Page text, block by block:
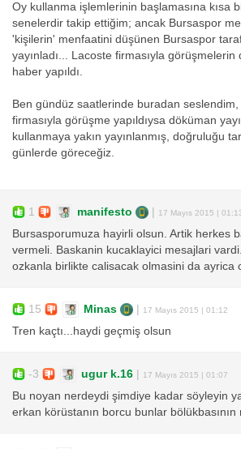
Oy kullanma işlemlerinin başlamasına kısa
senelerdir takip ettiğim; ancak Bursaspor
'kişilerin' menfaatini düşünen Bursaspor
yayınladı... Lacoste firmasıyla görüşmelerin
haber yapıldı.
Ben gündüz saatlerinde buradan
firmasıyla görüşme yapıldıysa döküman
kullanmaya yakın yayınlanmış, doğruluğu
günlerde göreceğiz.
1 manifesto 17 Mayıs 2015 |
Bursasporumuza hayirli olsun. Artik herkes
vermeli. Baskanin kucaklayici mesajlari
ozkanla birlikte calisacak olmasini da ayrica
15 Minas 17 Mayıs 2015 | 01:12
Tren kaçtı...haydi geçmiş olsun
-3 ugur k.16 17 Mayıs 2015 | 01:07
Bu noyan nerdeydi şimdiye kadar söyleyin
erkan körüstanın borcu bunlar bölükbasının